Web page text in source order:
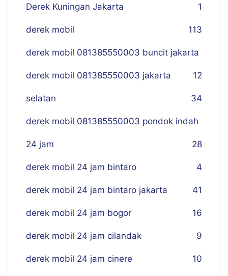
Derek Kuningan Jakarta 1
derek mobil 113
derek mobil 081385550003 buncit jakarta
12
derek mobil 081385550003 jakarta
selatan 34
derek mobil 081385550003 pondok indah
24 jam 28
derek mobil 24 jam bintaro 4
derek mobil 24 jam bintaro jakarta 41
derek mobil 24 jam bogor 16
derek mobil 24 jam cilandak 9
derek mobil 24 jam cinere 10